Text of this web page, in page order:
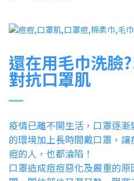
還在用毛巾洗臉
對抗口罩肌
疫情已離不開生活，口罩逐
的環境加上長時間戴口罩，
痘的人，也都淪陷！
口罩造成痘痘惡化及嚴重的